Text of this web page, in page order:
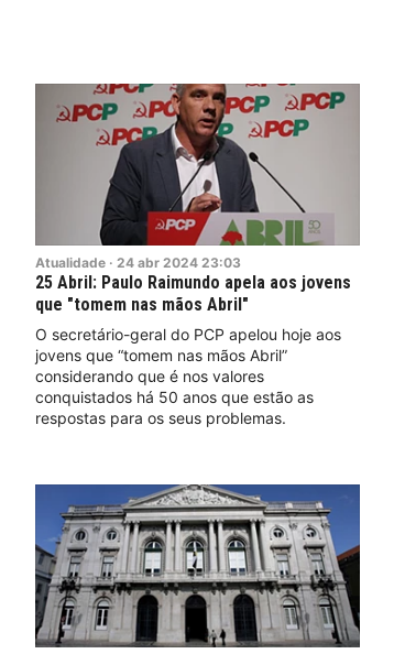
Atualidade · 24 abr 2024 23:03
25 Abril: Paulo Raimundo apela aos jovens
que "tomem nas mãos Abril"
O secretário-geral do PCP apelou hoje aos
jovens que “tomem nas mãos Abril”
considerando que é nos valores
conquistados há 50 anos que estão as
respostas para os seus problemas.